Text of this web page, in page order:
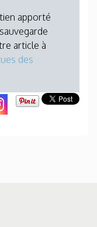
apporté
article à
des